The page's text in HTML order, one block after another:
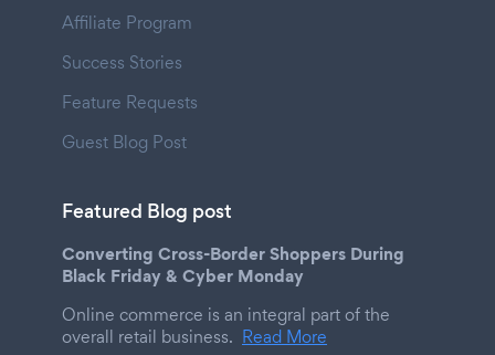
Affiliate Program
Success Stories
Feature Requests
Guest Blog Post
Featured Blog post
Converting Cross-Border Shoppers During
Black Friday & Cyber Monday
Online commerce is an integral part of the
overall retail business. Read More